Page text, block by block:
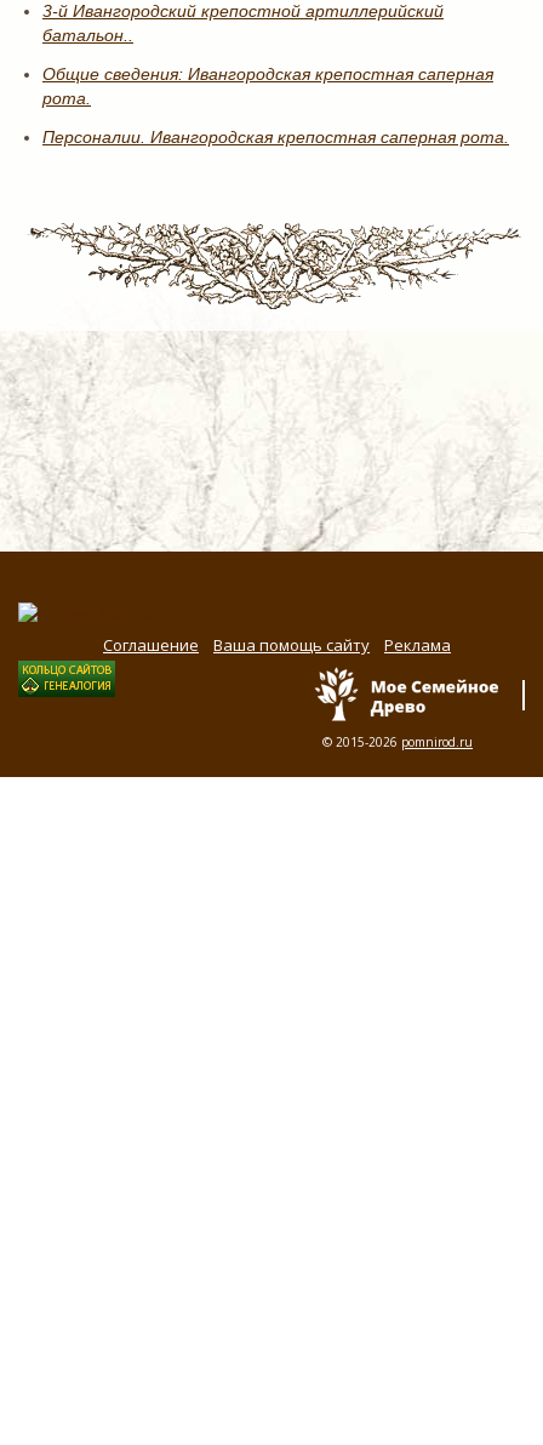
3-й Ивангородский крепостной артиллерийский
батальон..
Общие сведения: Ивангородская крепостная саперная
рота.
Персоналии. Ивангородская крепостная саперная рота.
Соглашение Ваша помощь сайту Реклама
© 2015-2026 pomnirod.ru